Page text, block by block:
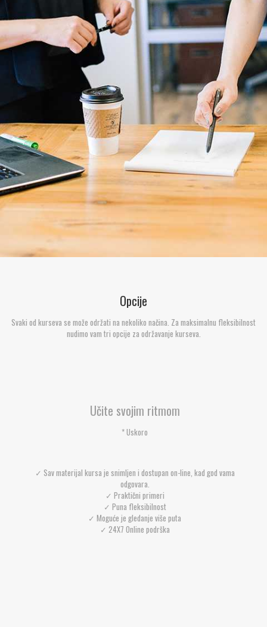
Opcije
Svaki od kurseva se može održati na nekoliko načina. Za maksimalnu fleksibilnost
nudimo vam tri opcije za održavanje kurseva.
Učite svojim ritmom
* Uskoro
✓ Sav materijal kursa je snimljen i dostupan on-line, kad god vama
odgovara.
✓ Praktični primeri
✓ Puna fleksibilnost
✓ Moguće je gledanje više puta
✓ 24X7 Online podrška